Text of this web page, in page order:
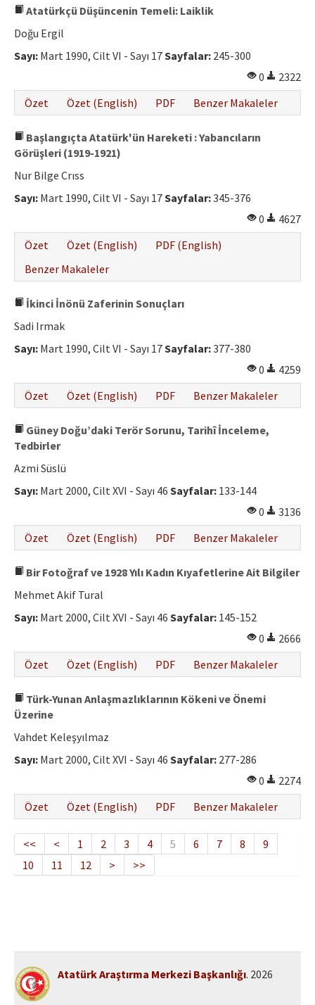
Atatürkçü Düşüncenin Temeli: Laiklik
Doğu Ergil
Sayı: Mart 1990, Cilt VI - Sayı 17Sayfalar: 245-300
0
2322
Özet
Özet (English) PDF Benzer Makaleler
Başlangıçta Atatürk'ün Hareketi : Yabancıların
Görüşleri (1919-1921)
Nur Bilge Crıss
Sayı: Mart 1990, Cilt VI - Sayı 17Sayfalar:345-376
0
4627
Özet
Özet (English)
PDF (English)
Benzer Makaleler
İkinci İnönü Zaferinin Sonuçları
Sadi Irmak
Sayı: Mart 1990, Cilt VI - Sayı 17Sayfalar:377-380
0
4259
Özet
Özet (English) PDF Benzer Makaleler
Güney Doğu’daki Terör Sorunu, Tarihî İnceleme,
Tedbirler
Azmi Süslü
Sayı: Mart 2000, Cilt XVI - Sayı 46 Sayfalar: 133-144
0
3136
Özet
Özet (English) PDF Benzer Makaleler
Bir Fotoğraf ve 1928 Yılı Kadın Kıyafetlerine Ait Bilgiler
Mehmet Akif Tural
Sayı: Mart 2000, Cilt XVI - Sayı 46 Sayfalar: 145-152
0
2666
Özet
Özet (English) PDF Benzer Makaleler
Türk-Yunan Anlaşmazlıklarının Kökeni ve Önemi
Üzerine
Vahdet Keleşyılmaz
Sayı: Mart 2000, Cilt XVI - Sayı 46 Sayfalar: 277-286
0
2274
Özet
Özet (English) PDF Benzer Makaleler
<< < 1 2 3 4 5 6 7 8
9
10
11 12 > >>
Atatürk Araştırma Merkezi Başkanlığı. 2026